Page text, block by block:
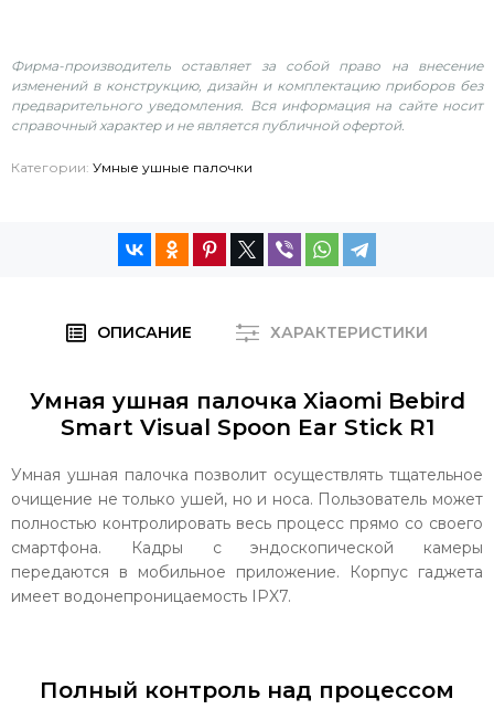
Фирма-производитель оставляет за собой право на внесение
изменений в конструкцию, дизайн и комплектацию приборов без
предварительного уведомления. Вся информация на сайте носит
справочный характер и не является публичной офертой.
Категории: Умные ушные палочки
ОПИСАНИЕ ХАРАКТЕРИСТИКИ
Умная ушная палочка Xiaomi Bebird
Smart Visual Spoon Ear Stick R1
Умная ушная палочка позволит осуществлять тщательное
очищение не только ушей, но и носа. Пользователь может
полностью контролировать весь процесс прямо со своего
смартфона. Кадры с эндоскопической камеры
передаются в мобильное приложение. Корпус гаджета
имеет водонепроницаемость IPX7.
Полный контроль над процессом